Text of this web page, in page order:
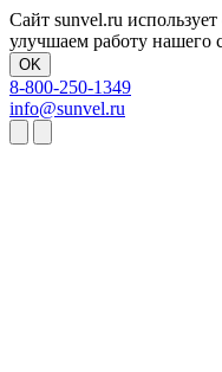
Сайт sunvel.ru
улучшаем работу нашего
OK
8-800-250-1349
info@sunvel.ru